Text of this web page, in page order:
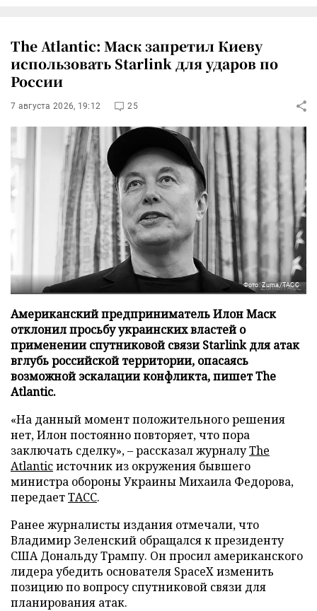
The Atlantic: Маск запретил Киеву
использовать Starlink для ударов по
России
7 августа 2026, 19:12 25
Фото: Zuma/ТАСС
Американский предприниматель Илон Маск
отклонил просьбу украинских властей о
применении спутниковой связи Starlink для атак
вглубь российской территории, опасаясь
возможной эскалации конфликта, пишет The
Atlantic.
«На данный момент положительного решения
нет, Илон постоянно повторяет, что пора
заключать сделку», – рассказал журналуThe
Atlanticисточник из окружения бывшего
министра обороны Украины Михаила Федорова,
передаетТАСС.
Ранее журналисты издания отмечали, что
Владимир Зеленский обращался к президенту
США Дональду Трампу. Он просил американского
лидера убедить основателя SpaceX изменить
позицию по вопросу спутниковой связи для
планирования атак.